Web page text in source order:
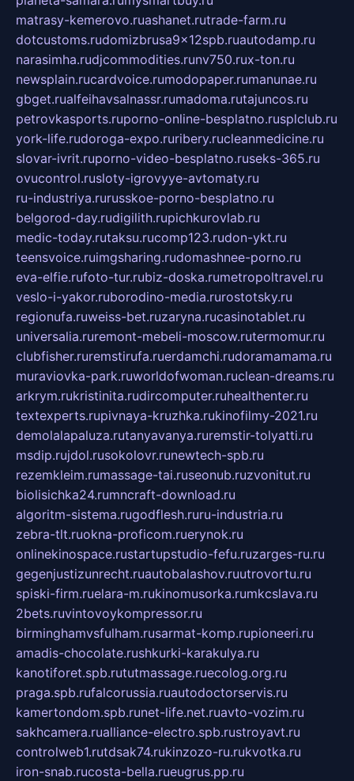
matrasy-kemerovo.ruashanet.rutrade-farm.ru
dotcustoms.rudomizbrusa9x12spb.ruautodamp.ru
narasimha.rudjcommodities.runv750.rux-ton.ru
newsplain.rucardvoice.rumodopaper.rumanunae.ru
gbget.rualfeihavsalnassr.rumadoma.rutajuncos.ru
petrovkasports.ruporno-online-besplatno.rusplclub.ru
york-life.rudoroga-expo.ruribery.rucleanmedicine.ru
slovar-ivrit.ruporno-video-besplatno.ruseks-365.ru
ovucontrol.rusloty-igrovyye-avtomaty.ru
ru-industriya.rurusskoe-porno-besplatno.ru
belgorod-day.rudigilith.rupichkurovlab.ru
medic-today.rutaksu.rucomp123.rudon-ykt.ru
teensvoice.ruimgsharing.rudomashnee-porno.ru
eva-elfie.rufoto-tur.rubiz-doska.rumetropoltravel.ru
veslo-i-yakor.ruborodino-media.rurostotsky.ru
regionufa.ruweiss-bet.ruzaryna.rucasinotablet.ru
universalia.ruremont-mebeli-moscow.rutermomur.ru
clubfisher.ruremstirufa.ruerdamchi.rudoramamama.ru
muraviovka-park.ruworldofwoman.ruclean-dreams.ru
arkrym.rukristinita.rudircomputer.ruhealthenter.ru
textexperts.rupivnaya-kruzhka.rukinofilmy-2021.ru
demolalapaluza.rutanyavanya.ruremstir-tolyatti.ru
msdip.rujdol.rusokolovr.runewtech-spb.ru
rezemkleim.rumassage-tai.ruseonub.ruzvonitut.ru
biolisichka24.rumncraft-download.ru
algoritm-sistema.rugodflesh.ruru-industria.ru
zebra-tlt.ruokna-proficom.ruerynok.ru
onlinekinospace.rustartupstudio-fefu.ruzarges-ru.ru
gegenjustizunrecht.ruautobalashov.ruutrovortu.ru
spiski-firm.ruelara-m.rukinomusorka.rumkcslava.ru
2bets.ruvintovoykompressor.ru
birminghamvsfulham.rusarmat-komp.rupioneeri.ru
amadis-chocolate.rushkurki-karakulya.ru
kanotiforet.spb.rututmassage.ruecolog.org.ru
praga.spb.rufalcorussia.ruautodoctorservis.ru
kamertondom.spb.runet-life.net.ruavto-vozim.ru
sakhcamera.rualliance-electro.spb.rustroyavt.ru
controlweb1.rutdsak74.rukinzozo-ru.rukvotka.ru
iron-snab.rucosta-bella.rueugrus.pp.ru